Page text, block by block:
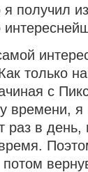
я получил
только
с
времени, я
раз в
потом